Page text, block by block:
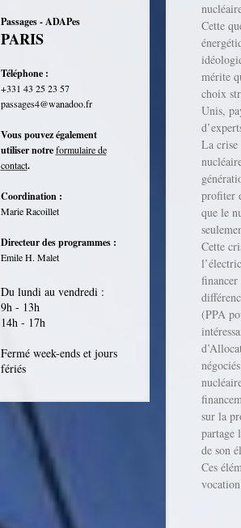
Passages - ADAPes
PARIS
Téléphone :
+331 43 25 23 57
passages4@wanadoo.fr
Vous pouvez également
utiliser notre formulaire de
contact.
Coordination :
Marie Racoillet
Directeur des programmes :
Emile H. Malet
Du lundi au vendredi :
9h - 13h
14h - 17h
Fermé week-ends et jours
fériés
Cette
mérite
choix
Unis,
La crise
profiter
que le
Cette
financer
(PPA
sur la
partage
de son
Ces